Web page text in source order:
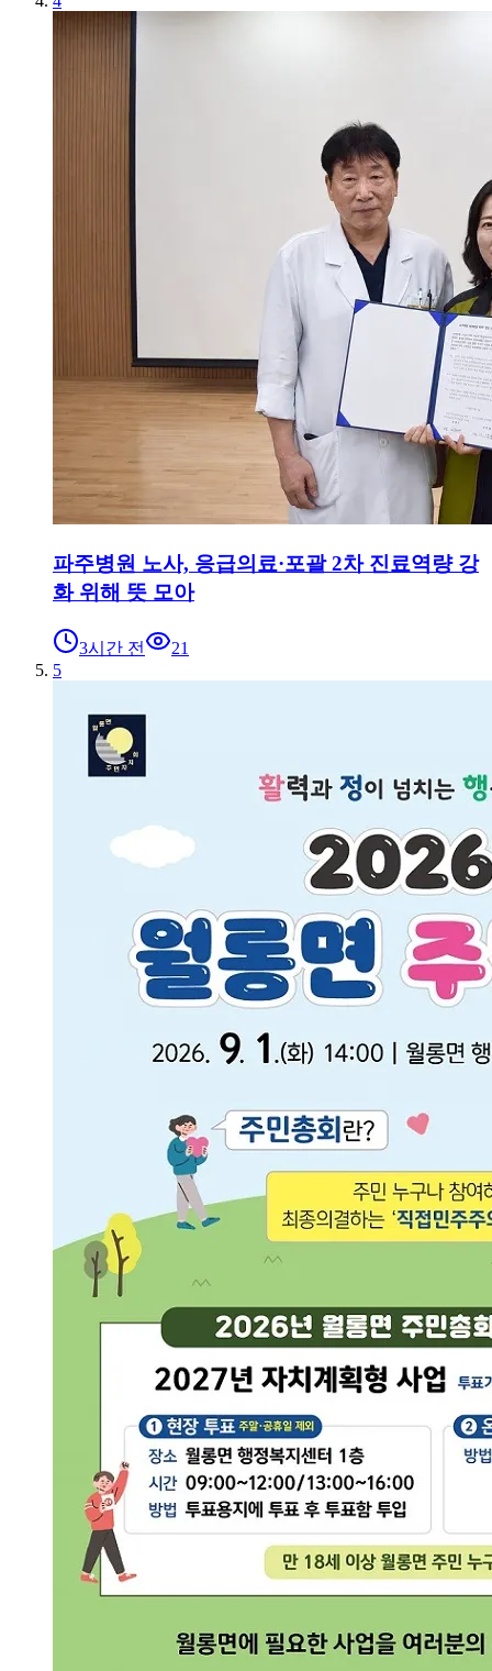
파주병원 노사, 응급의료·포괄 2차 진료역량 강
화 위해 뜻 모아
3시간 전
21
5